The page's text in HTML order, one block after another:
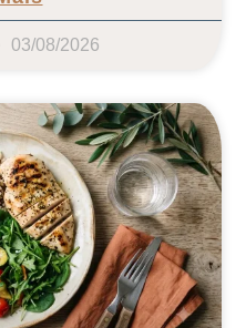
03/08/2026